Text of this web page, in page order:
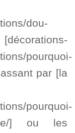
dou-
pourquoi-
par [la
pourquoi-
] ou les